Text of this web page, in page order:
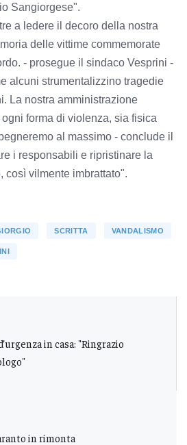
Sangiorgese".
a ledere il decoro della nostra
delle vittime commemorate
- prosegue il sindaco Vesprini -
alcuni strumentalizzino tragedie
La nostra amministrazione
forma di violenza, sia fisica
al massimo - conclude il
i responsabili e ripristinare la
così vilmente imbrattato".
SCRITTA VANDALISMO
in casa: "Ringrazio
in rimonta